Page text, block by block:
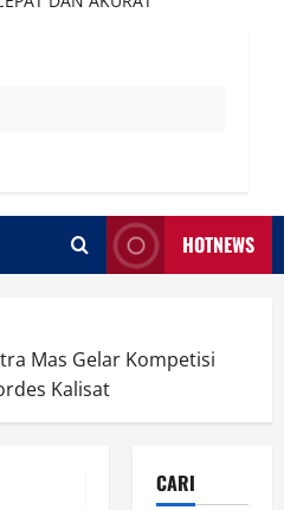
HOTNEWS
Mas Gelar Kompetisi
Kalisat
CARI